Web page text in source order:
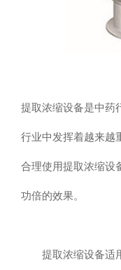
提取浓缩设备是中药
行业中发挥着越来越
合理使用提取浓缩设
功倍的效果。
提取浓缩设备适用